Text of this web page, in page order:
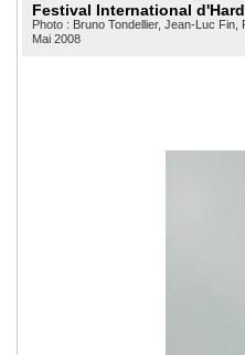
Festival International
Photo : Bruno Tondellier, Jean-Luc
Mai 2008